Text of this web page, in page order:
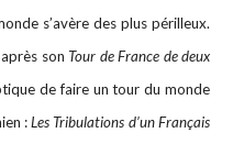
s’avère des plus périlleux.
après sonTour de France de deux
de faire un tour du monde
:Les Tribulations d’un Français